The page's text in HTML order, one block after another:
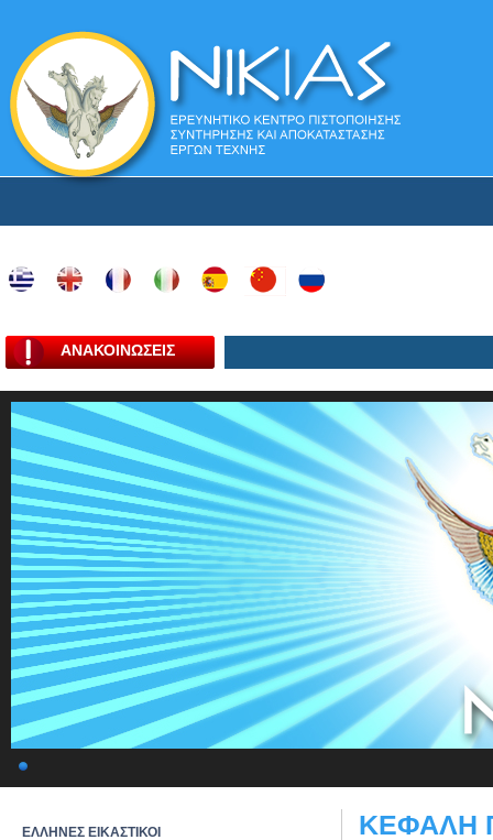
ΑΝΑΚΟΙΝΩΣΕΙΣ
ΕΛΛΗΝΕΣ ΕΙΚΑΣΤΙΚΟΙ ΚΕΦΑΛΗ